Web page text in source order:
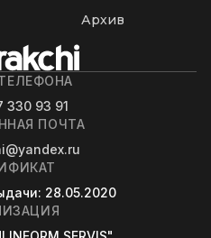
Архив
330 93 91
ПОЧТА
: 28.05.2020